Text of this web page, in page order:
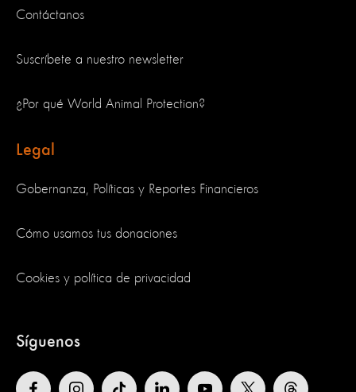
Contáctanos
Suscríbete a nuestro newsletter
¿Por qué World Animal Protection?
Legal
Gobernanza, Políticas y Reportes Financieros
Cómo usamos tus donaciones
Cookies y política de privacidad
Síguenos